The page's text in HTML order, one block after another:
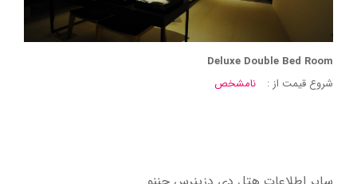
Deluxe Double Bed Room
شروع قیمت از :
نامشخص